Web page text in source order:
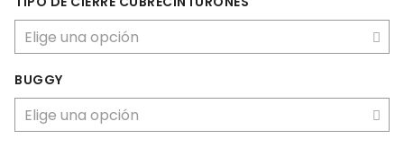
BUGGY